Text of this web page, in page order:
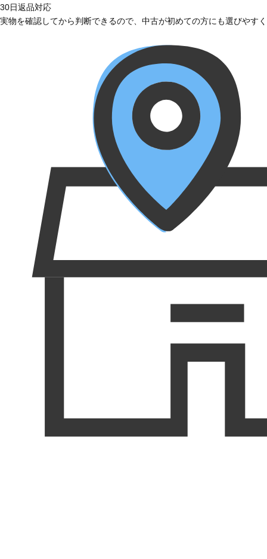
30日返品対応
実物を確認してから判断できるので、中古が初めての方にも選びやす